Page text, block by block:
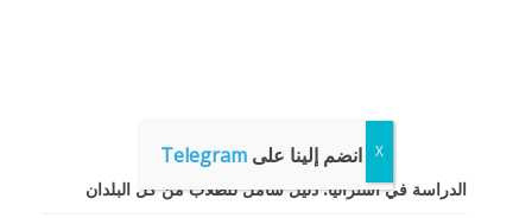
الدراسة في أستراليا: دليل شامل للطلاب من كل البلدان
انضم إلينا على Telegram